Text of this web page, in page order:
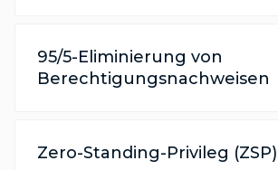
95/5-Eliminierung von
Berechtigungsnachweisen
Zero-Standing-Privileg (ZSP)